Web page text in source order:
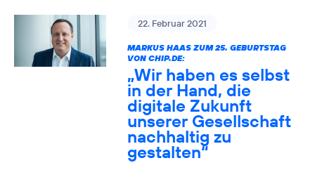
22. Februar 2021
MARKUS HAAS ZUM 25. GEBURTSTAG
VON CHIP.DE:
„Wir haben es selbst
in der Hand, die
digitale Zukunft
unserer Gesellschaft
nachhaltig zu
gestalten“